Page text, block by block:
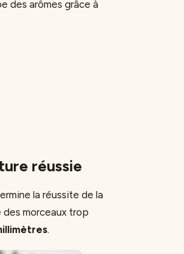
des arômes grâce à
réussie
la réussite de la
des morceaux trop
.